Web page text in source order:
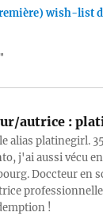
wish-list
autrice :
alias platinegirl.
j'ai aussi vécu
Doccteur en
!